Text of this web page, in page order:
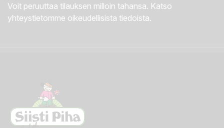
Voit peruuttaa tilauksen milloin tahansa. Katso
yhteystietomme oikeudellisista tiedoista.